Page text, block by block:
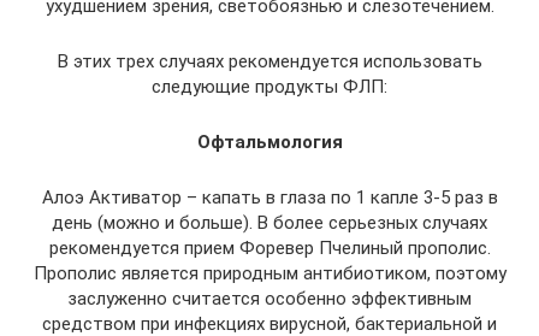
ухудшением зрения, светобоязнью и слезотечением.
В этих трех случаях рекомендуется использовать
следующие продукты ФЛП:
Офтальмология
Алоэ Активатор – капать в глаза по 1 капле 3-5 раз в
день (можно и больше). В более серьезных случаях
рекомендуется прием Форевер Пчелиный прополис.
Прополис является природным антибиотиком, поэтому
заслуженно считается особенно эффективным
средством при инфекциях вирусной, бактериальной и